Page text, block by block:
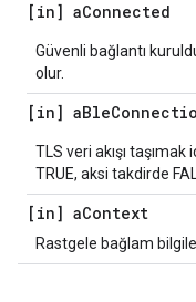
[in] aConnected
Güvenli bağlantı
olur.
[in] aBle
TLS veri akışı
TRUE, aksi takdirde
[in] aContext
Rastgele bağlam